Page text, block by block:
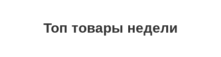
Топ товары недели